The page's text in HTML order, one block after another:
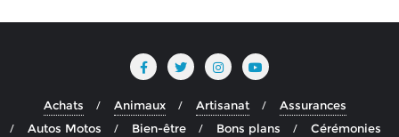
Achats Animaux Artisanat
Assurances
Autos Motos
Bien-être Bons plans Cérémonies